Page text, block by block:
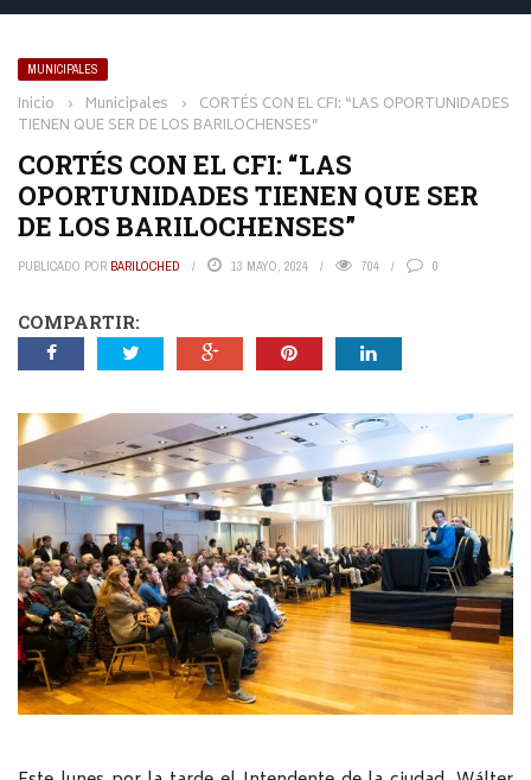
MUNICIPALES
Inicio › Municipales › CORTÉS CON EL CFI: “LAS OPORTUNIDADES
TIENEN QUE SER DE LOS BARILOCHENSES”
CORTÉS CON EL CFI: “LAS
OPORTUNIDADES TIENEN QUE SER
DE LOS BARILOCHENSES”
PUBLICADO POR BARILOCHED 13 MAYO, 2024 704 0
COMPARTIR: